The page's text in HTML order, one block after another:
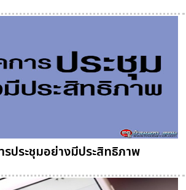
รประชุมอย่างมีประสิทธิภาพ